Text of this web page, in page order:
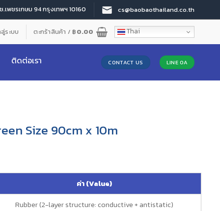
.เพชรเกษม 94 กรุงเทพฯ 10160 cs@baobaothailand.co.th
สู่ระบบ ตะกร้าสินค้า /฿0.00 Thai
ติดต่อเรา CONTACT US LINE OA
Size 90cm x 10m
ค่า (Value)
Rubber (2-layer structure: conductive + antistatic)